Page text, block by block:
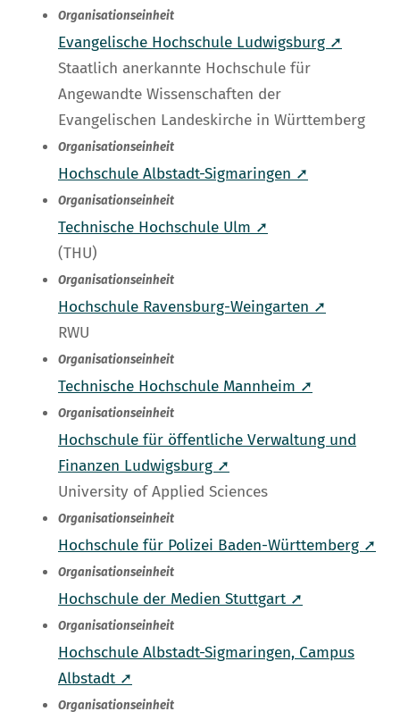
Organisationseinheit
Evangelische Hochschule Ludwigsburg ➚
Staatlich anerkannte Hochschule für
Angewandte Wissenschaften der
Evangelischen Landeskirche in Württemberg
Organisationseinheit
Hochschule Albstadt-Sigmaringen ➚
Organisationseinheit
Technische Hochschule Ulm ➚
(THU)
Organisationseinheit
Hochschule Ravensburg-Weingarten ➚
RWU
Organisationseinheit
Technische Hochschule Mannheim ➚
Organisationseinheit
Hochschule für öffentliche Verwaltung und
Finanzen Ludwigsburg ➚
University of Applied Sciences
Organisationseinheit
Hochschule für Polizei Baden-Württemberg ➚
Organisationseinheit
Hochschule der Medien Stuttgart ➚
Organisationseinheit
Hochschule Albstadt-Sigmaringen, Campus
Albstadt ➚
Organisationseinheit